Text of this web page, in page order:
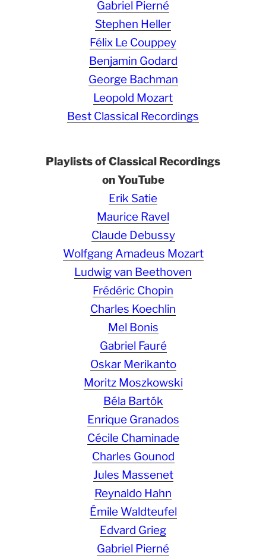
Gabriel Pierné
Stephen Heller
Félix Le Couppey
Benjamin Godard
George Bachman
Leopold Mozart
Best Classical Recordings
Playlists of Classical Recordings
on YouTube
Erik Satie
Maurice Ravel
Claude Debussy
Wolfgang Amadeus Mozart
Ludwig van Beethoven
Frédéric Chopin
Charles Koechlin
Mel Bonis
Gabriel Fauré
Oskar Merikanto
Moritz Moszkowski
Béla Bartók
Enrique Granados
Cécile Chaminade
Charles Gounod
Jules Massenet
Reynaldo Hahn
Émile Waldteufel
Edvard Grieg
Gabriel Pierné